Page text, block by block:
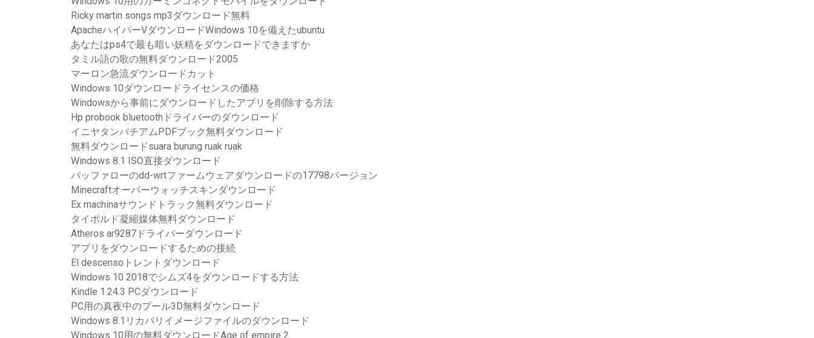
Ricky martin songs mp3ダウンロード無料
ApacheハイパーVダウンロードWindows 10を備えたubuntu
あなたはps4で最も暗い妖精をダウンロードできますか
タミル語の歌の無料ダウンロード2005
マーロン急流ダウンロードカット
Windows 10ダウンロードライセンスの価格
Windowsから事前にダウンロードしたアプリを削除する方法
Hp probook bluetoothドライバーのダウンロード
イニヤタンバチアムPDFブック無料ダウンロード
無料ダウンロードsuara burung ruak ruak
Windows 8.1 ISO直接ダウンロード
バッファローのdd-wrtファームウェアダウンロードの17798バージョン
Minecraftオーバーウォッチスキンダウンロード
Ex machinaサウンドトラック無料ダウンロード
タイポルド凝縮媒体無料ダウンロード
Atheros ar9287ドライバーダウンロード
アプリをダウンロードするための接続
El descensoトレントダウンロード
Windows 10 2018でシムズ4をダウンロードする方法
Kindle 1.24.3 PCダウンロード
PC用の真夜中のプール3D無料ダウンロード
Windows 8.1リカバリイメージファイルのダウンロード
Windows 10用の無料ダウンロードAge of empire 2